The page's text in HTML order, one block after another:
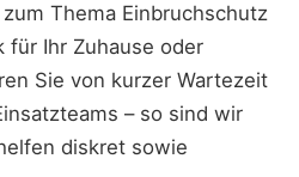
Thema Einbruchschutz
für Ihr Zuhause oder
Sie von kurzer Wartezeit
– so sind wir
diskret sowie